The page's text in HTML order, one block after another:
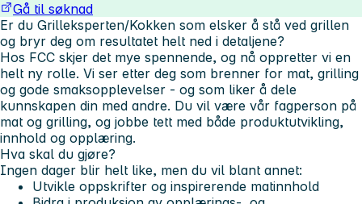
Gå til søknad
Er du Grilleksperten/Kokken som elsker å stå ved grillen
og bryr deg om resultatet helt ned i detaljene?
Hos FCC skjer det mye spennende, og nå oppretter vi en
helt ny rolle. Vi ser etter deg som brenner for mat, grilling
og gode smaksopplevelser - og som liker å dele
kunnskapen din med andre. Du vil være vår fagperson på
mat og grilling, og jobbe tett med både produktutvikling,
innhold og opplæring.
Hva skal du gjøre?
Ingen dager blir helt like, men du vil blant annet:
Utvikle oppskrifter og inspirerende matinnhold